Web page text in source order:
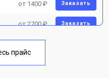
от 1400 ₽ Заказать
от 2700 ₽ Заказать
от 1750 ₽
прайс